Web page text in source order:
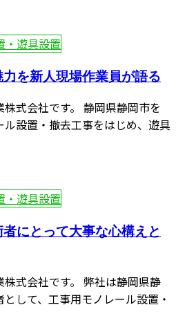
・遊具設置
を新人現場作業員が語る
式会社です。 静岡県静岡市を
設置・撤去工事をはじめ、遊具
・遊具設置
にとって大事な心構えと
式会社です。 弊社は静岡県静
して、工事用モノレール設置・